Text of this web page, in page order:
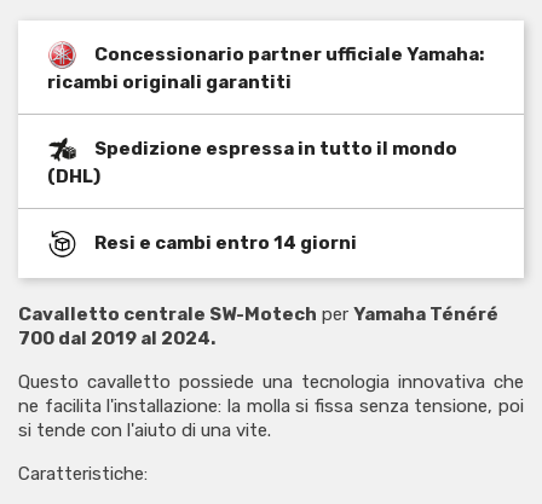
Concessionario partner ufficiale Yamaha:
ricambi originali garantiti
Spedizione espressa in tutto il mondo
(DHL)
Resi e cambi entro 14 giorni
Cavalletto centrale SW-Motech per Yamaha Ténéré
700 dal 2019 al 2024.
Questo cavalletto possiede una tecnologia innovativa che
ne facilita l'installazione: la molla si fissa senza tensione, poi
si tende con l'aiuto di una vite.
Caratteristiche: